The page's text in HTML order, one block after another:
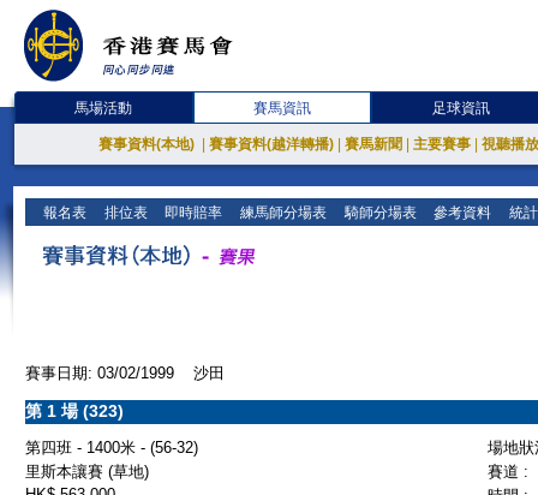
馬場活動 賽馬資訊 足球資訊
賽事資料(本地) 賽事資料(越洋轉播) 賽馬新聞 主要賽事 視聽播
報名表 排位表 即時賠率 練馬師分場表 騎師分場表 參考資料 統
賽事日期: 03/02/1999 沙田
第 1 場 (323)
第四班 - 1400米 - (56-32)
場地
里斯本讓賽 (草地)
賽道 :